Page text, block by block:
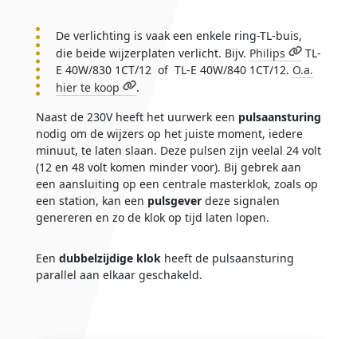
De verlichting is vaak een enkele ring-TL-buis,
die beide wijzerplaten verlicht. Bijv. Philips
TL-
E 40W/830 1CT/12 of TL-E 40W/840 1CT/12. O.a.
hier te koop
.
Naast de 230V heeft het uurwerk een pulsaansturing
nodig om de wijzers op het juiste moment, iedere
minuut, te laten slaan. Deze pulsen zijn veelal 24 volt
(12 en 48 volt komen minder voor). Bij gebrek aan
een aansluiting op een centrale masterklok, zoals op
een station, kan een pulsgeverdeze signalen
genereren en zo de klok op tijd laten lopen.
Een dubbelzijdige klokheeft de pulsaansturing
parallel aan elkaar geschakeld.